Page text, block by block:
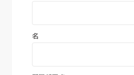
名